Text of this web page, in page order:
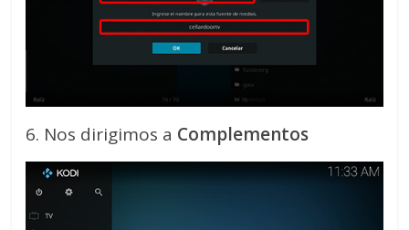
6. Nos dirigimos a Complementos